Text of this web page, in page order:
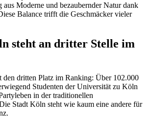
aus Moderne und bezaubernder Natur dank
Balance trifft die Geschmäcker vieler
steht an dritter Stelle im
den dritten Platz im Ranking: Über 102.000
Studenten der Universität zu Köln
in der traditionellen
Stadt Köln steht wie kaum eine andere für